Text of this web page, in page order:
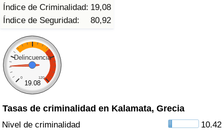
Índice de Criminalidad: 19,08
Índice de Seguridad:
80,92
Delincuencia
0 120
19.08
Tasas de criminalidad en Kalamata, Grecia
Nivel de criminalidad
10.42
Índice de Costo de Vida (Actual)
Índice de Costo de Vida
Índice de costo de vida por país
en aqaba
Índice de Precios de Inmuebles (Actual)
Índice de Precios de Inmuebles
Índice de Precios de Inmuebles por País
Índice de Calidad de Vida
Índice de Calidad de Vida (Actual)
Índice de calidad de vida por país
Delincuencia
Calificación del Índice de Criminalidad
(Actual)